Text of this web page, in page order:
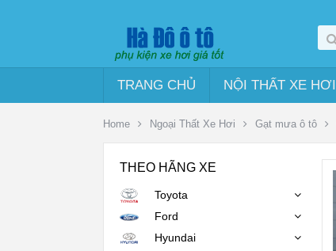
TRANG CHỦ NỘI THẤT XE HƠI
Home Ngoại Thất Xe Hơi Gạt mưa ô tô
THEO HÃNG XE
Toyota
Ford
Hyundai